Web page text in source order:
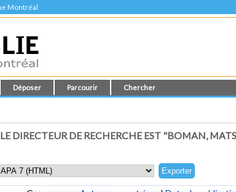
Montréal
Déposer Parcourir Chercher
DIRECTEUR DE RECHERCHE EST "BOMAN, MATS